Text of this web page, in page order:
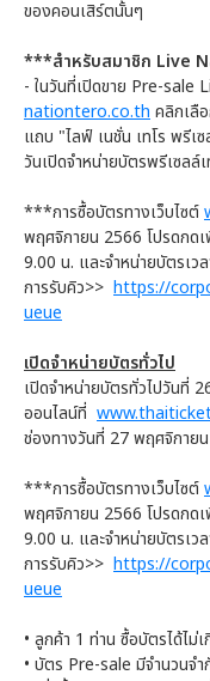
ของคอนเสิร์ตนั้นๆ
***สำหรับสมาชิก Live
- ในวันที่เปิดขาย Pre-sale
nationtero.co.th คลิกเลื
แถบ "ไลฟ์ เนชั่น เทโร พรีเ
วันเปิดจำหน่ายบัตรพรีเซลล์
***การซื้อบัตรทางเว็บไซต์
พฤศจิกายน 2566 โปรดกด
9.00 น. และจำหน่ายบัตรเว
การรับคิว>> https://
ueue
เปิดจำหน่ายบัตรทั่วไป
เปิดจำหน่ายบัตรทั่วไปวันที่
ออนไลน์ที่
ช่องทางวันที่ 27 พฤศจิกาย
***การซื้อบัตรทางเว็บไซต์
พฤศจิกายน 2566 โปรดกด
9.00 น. และจำหน่ายบัตรเว
การรับคิว>> https://
ueue
• ลูกค้า 1 ท่าน ซื้อบัตรได้ไม่เ
• บัตร Pre-sale มีจำนวนจ